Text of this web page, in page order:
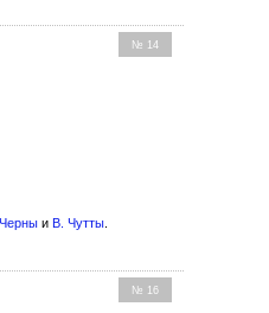
№ 14
и В. Чутты.
№ 16